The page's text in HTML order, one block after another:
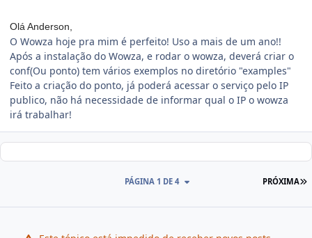
Olá Anderson,
O Wowza hoje pra mim é perfeito! Uso a mais de um ano!!
Após a instalação do Wowza, e rodar o wowza, deverá criar o
conf(Ou ponto) tem vários exemplos no diretório "examples"
Feito a criação do ponto, já poderá acessar o serviço pelo IP
publico, não há necessidade de informar qual o IP o wowza
irá trabalhar!
PRÓXIMA
PÁGINA 1 DE 4